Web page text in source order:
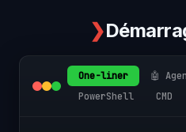
❯
One-liner 🤖
PowerShell
CMD